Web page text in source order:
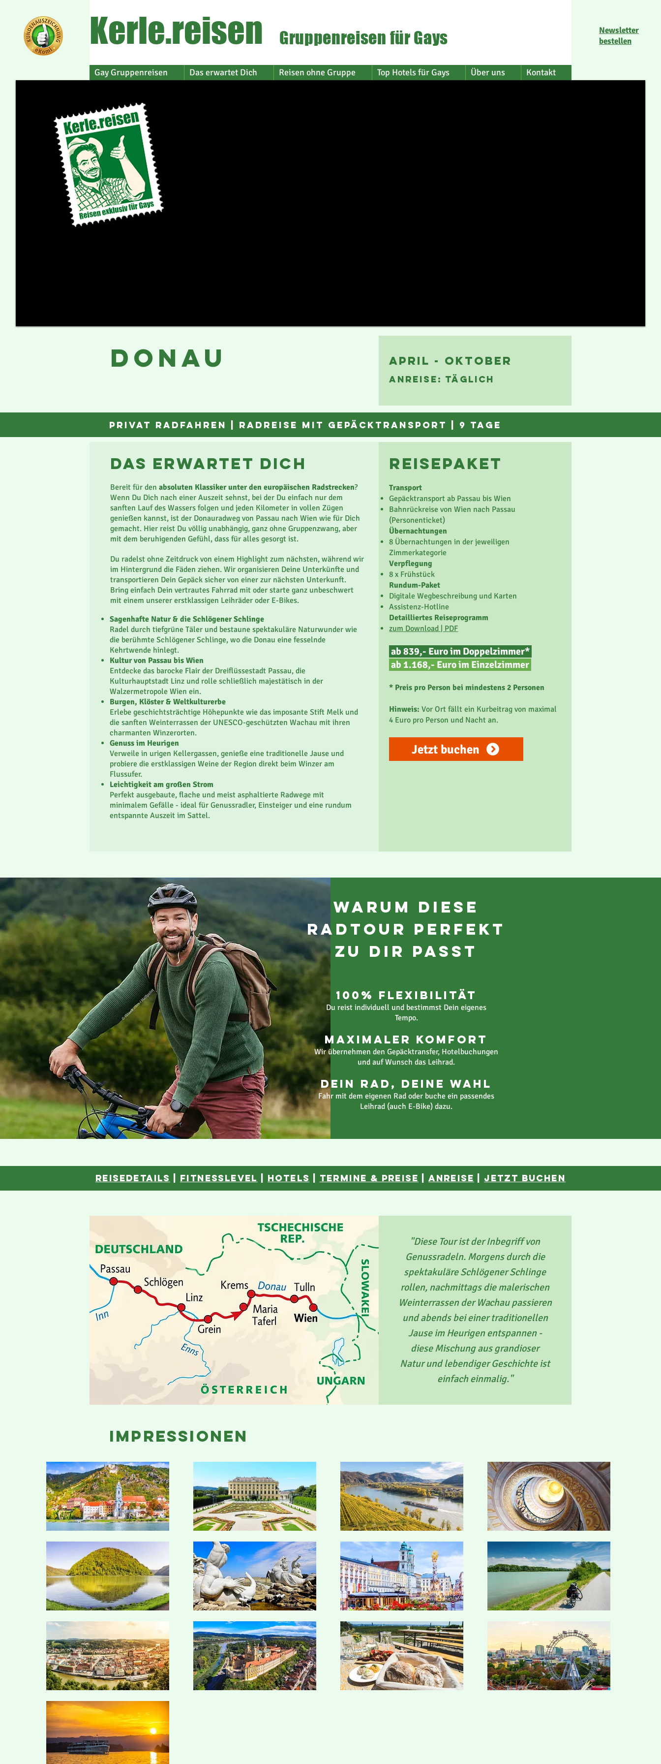
Kerle.reisen Gruppenreisen für Gays
Newsletter
bestellen
Gay Gruppenreisen Das erwartet Dich Reisen ohne Gruppe Top Hotels für Gays Über uns Kontakt
DONAU APRIL - OKTOBER
ANREISE: TÄGLICH
privat RADFAHREN | RaDreise mit Gepäcktransport | 9 tage
Gran Canaria zeigt sich auf dieser Individualreise von seiner ursprünglichen
Seite: Du wanderst abseits des Trubels durch beeindruckende
Berglandschaften, stille Wälder und tiefe Schluchten, erklimmst den
ikonischen Roque Nublo, entdeckst versteckte Pfade, breite Barrancos und
fruchtbare Täler und erlebst die wilde Nordwestküste mit ihren Klippen,
Buchten und kleinen Hafenorten. Abends genießt du die Ruhe in
charmanten Landhotels -eine Insel voller Kontraste, aktiv,
naturverbunden und authentisch.
Abwechslungsreiche Natur
von Bergen über Schluchten bis zu malerischen Küsten
Mildes Klima das ganze Jahr
perfekt für Outdoor-Abenteuer
Authentische Kultur
Charmante Dörfer, Märkte und Fischerorte abseits der Touristenpfade
Gay-friendly
offen, entspannt und tolerant - ideal für Alleinreisende
das erwartet dich
Bereit für denabsoluten Klassiker unter den europäischen Radstrecken?
Wenn Du Dich nach einer Auszeit sehnst, bei der Du einfach nur dem
sanften Lauf des Wassers folgen und jeden Kilometer in vollen Zügen
genießen kannst, ist der Donauradweg von Passau nach Wien wie für Dich
gemacht. Hier reist Du völlig unabhängig, ganz ohne Gruppenzwang, aber
mit dem beruhigenden Gefühl, dass für alles gesorgt ist.
Du radelst ohne Zeitdruck von einem Highlight zum nächsten, während wir
im Hintergrund die Fäden ziehen. Wir organisieren Deine Unterkünfte und
transportieren Dein Gepäck sicher von einer zur nächsten Unterkunft.
Bring einfach Dein vertrautes Fahrrad mit oder starte ganz unbeschwert
mit einem unserer erstklassigen Leihräder oder E-Bikes.
Sagenhafte Natur & die Schlögener Schlinge
Radel durch tiefgrüne Täler und bestaune spektakuläre Naturwunder wie
die berühmte Schlögener Schlinge, wo die Donau eine fesselnde
Kehrtwende hinlegt.
Kultur von Passau bis Wien
Entdecke das barocke Flair der Dreiflüssestadt Passau, die
Kulturhauptstadt Linz und rolle schließlich majestätisch in der
Walzermetropole Wien ein.
Burgen, Klöster & Weltkulturerbe
Erlebe geschichtsträchtige Höhepunkte wie das imposante Stift Melk und
die sanften Weinterrassen der UNESCO-geschützten Wachau mit ihren
charmanten Winzerorten.
Genuss im Heurigen
Verweile in urigen Kellergassen, genieße eine traditionelle Jause und
probiere die erstklassigen Weine der Region direkt beim Winzer am
Flussufer.
Leichtigkeit am großen Strom
Perfekt ausgebaute, flache und meist asphaltierte Radwege mit
minimalem Gefälle - ideal für Genussradler, Einsteiger und eine rundum
entspannte Auszeit im Sattel.
reisepaket
Transport
Gepäcktransport ab Passau bis Wien
Bahnrückreise von Wien nach Passau
(Personenticket)
Übernachtungen
8 Übernachtungen in der jeweiligen
Zimmerkategorie
Verpflegung
8 x Frühstück
Rundum-Paket
Digitale Wegbeschreibung und Karten
Assistenz-Hotline
Detailliertes Reiseprogramm
zum Download | PDF
ab 839,- Euro im Doppelzimmer*
ab 1.168,- Euro im Einzelzimmer
* Preis pro Person bei mindestens 2 Personen
Hinweis:Vor Ort fällt ein Kurbeitrag von maximal
4 Euro pro Person und Nacht an.
Jetzt buchen
Warum diese
Radtour perfekt
zu Dir passt
100% Flexibilität
Du reist individuell und bestimmst Dein eigenes
Tempo.
Maximaler Komfort
Wir übernehmen den Gepäcktransfer, Hotelbuchungen
und auf Wunsch das Leihrad.
Dein Rad, Deine Wahl
Fahr mit dem eigenen Rad oder buche ein passendes
Leihrad (auch E-Bike) dazu.
reisedetails fitnesslevel hotelS Termine & Preise |anreise JETZT BUCHEN
"Diese Tour ist der Inbegriff von
Genussradeln. Morgens durch die
spektakuläre Schlögener Schlinge
rollen, nachmittags die malerischen
Weinterrassen der Wachau passieren
und abends bei einer traditionellen
Jause im Heurigen entspannen -
diese Mischung aus grandioser
Natur und lebendiger Geschichte ist
einfach einmalig."
impressionen